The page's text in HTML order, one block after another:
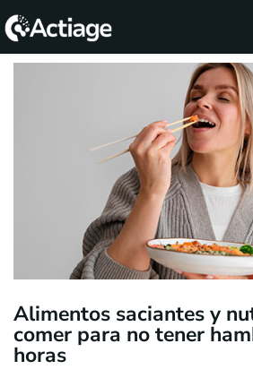
RECURSOS
Alimentos saciantes y
comer para no tener
horas